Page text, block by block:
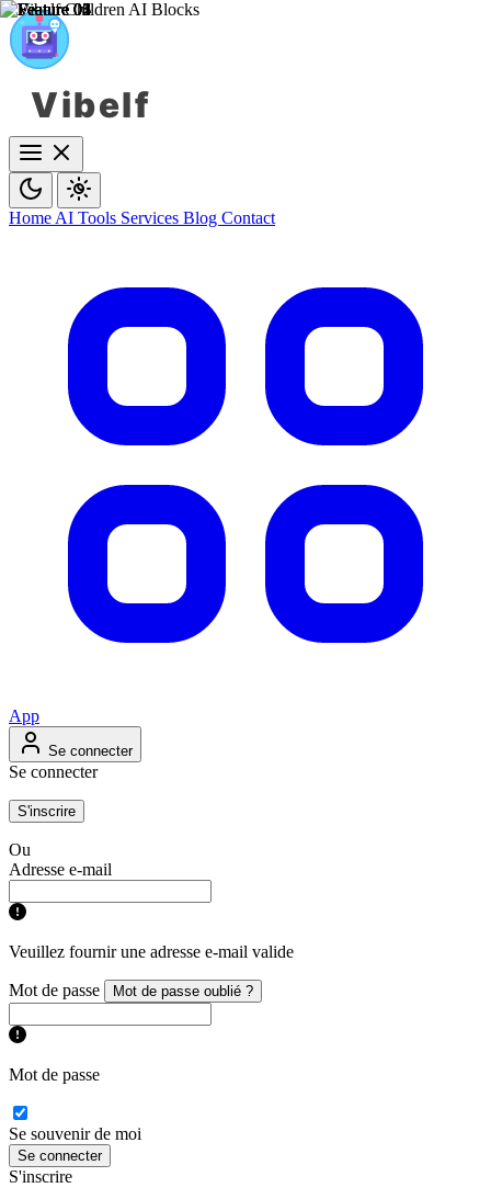
Vibelf
Home AI Tools Services Blog Contact
App
Se connecter
Se connecter
S'inscrire
Ou
Adresse e-mail
Veuillez fournir une adresse e-mail valide
Mot de passe Mot de passe oublié ?
Mot de passe
Se souvenir de moi
Se connecter
S'inscrire